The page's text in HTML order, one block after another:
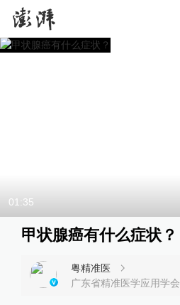
01:35
甲状腺癌有什么症状？
粤精准医
广东省精准医学应用学会